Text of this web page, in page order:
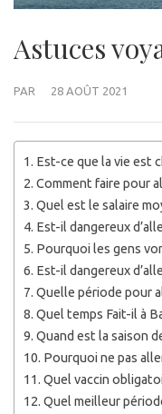
Astuces
PAR 28 AOÛT 2021
Est-ce que la vie est
Comment faire pour
Quel est le salaire
Est-il dangereux
Pourquoi les gens
Est-il dangereux
Quelle période pour
Quel temps Fait-il à
Quand est la saison
Pourquoi ne pas
Quel vaccin
Quel meilleur